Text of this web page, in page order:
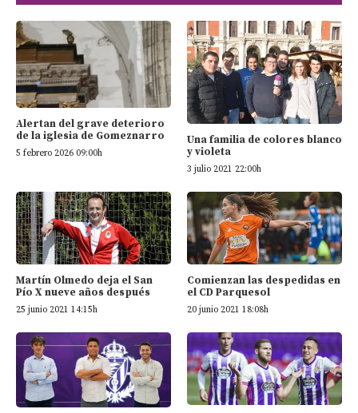
Alertan del grave deterioro
de la iglesia de Gomeznarro
5 febrero 2026 09:00h
Una familia de colores blanco
y violeta
3 julio 2021 22:00h
Martín Olmedo deja el San
Pío X nueve años después
25 junio 2021 14:15h
Comienzan las despedidas en
el CD Parquesol
20 junio 2021 18:08h